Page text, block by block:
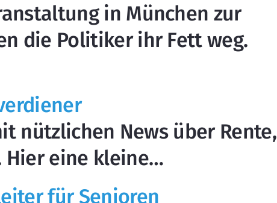
in München zur
die Politiker ihr Fett weg.
nützlichen News über Rente,
Hier eine kleine…
für Senioren